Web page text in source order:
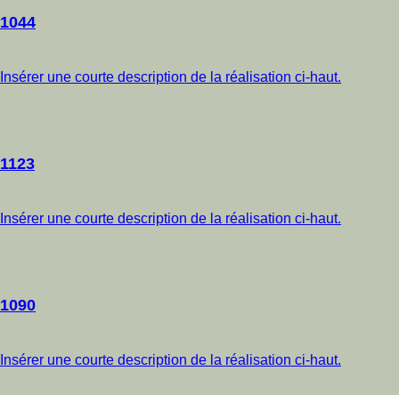
1044
Insérer une courte description de la réalisation ci-haut.
1123
Insérer une courte description de la réalisation ci-haut.
1090
Insérer une courte description de la réalisation ci-haut.